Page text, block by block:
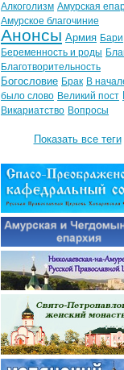
Алкоголизм Амурская
Амурское благочиние
Анонсы Армия Бари
Беременность и роды
Благотворительность
Богословие Брак В
было слово Великий пост
Викариатство Вопросы
Показать все теги